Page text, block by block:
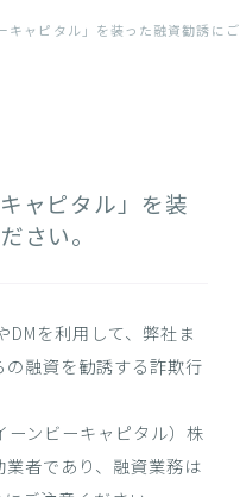
us
キャピタル」を装った融資勧誘に
ャピタル」を装
さい。
を利用して、弊社ま
融資を勧誘する詐欺行
ンビーキャピタル）株
者であり、融資業務は